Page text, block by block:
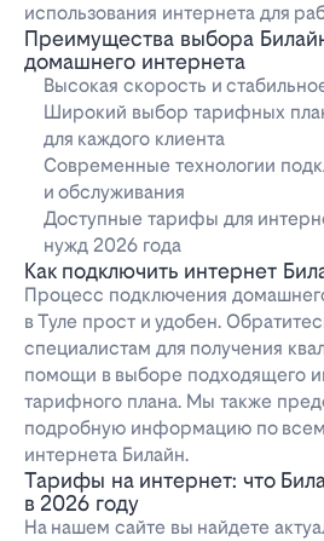
использования интернета для
Преимущества выбора
домашнего интернета
Высокая скорость и
Широкий выбор тарифных
для каждого клиента
Современные технологии
и обслуживания
Доступные тарифы для
нужд 2026 года
Как подключить интернет
Процесс подключения
в Туле прост и удобен.
специалистам для получения
помощи в выборе подходящего
тарифного плана. Мы также
подробную информацию по
интернета Билайн.
Тарифы на интернет: что
в 2026 году
На нашем сайте вы найдете